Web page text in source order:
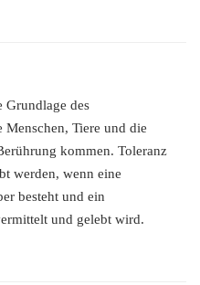
Grundlage des
Tiere und die
kommen. Toleranz
werden, wenn eine
besteht und ein
und gelebt wird.